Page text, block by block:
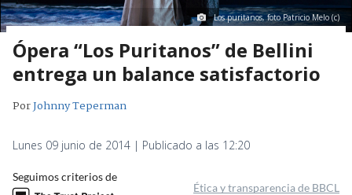
Los puritanos, foto Patricio Melo (c)
Ópera “Los Puritanos” de Bellini
entrega un balance satisfactorio
PorJohnny Teperman
Lunes 09 junio de 2014 | Publicado a las 12:20
Seguimos criterios de
Ética y transparencia de BBCL